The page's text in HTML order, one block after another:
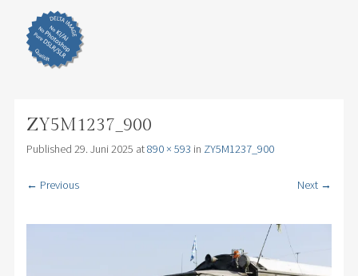
ZY5M1237_900
Published 29. Juni 2025 at890 × 593 in ZY5M1237_900
← Previous Next →